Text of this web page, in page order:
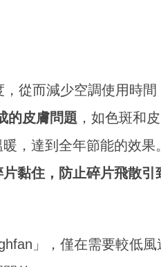
從而減少空調使用時間
的皮膚問題 ，如色斑和
，達到全年節能的效果。
黏住，防止碎片飛散引
」，僅在需要較低風